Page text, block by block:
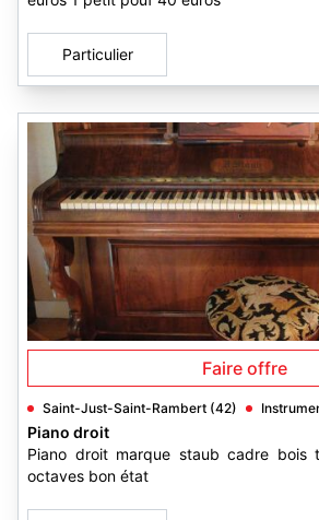
Particulier
Faire offre
Saint-Just-Saint-Rambert (42)
Piano droit
Piano droit marque staub cadre bois
octaves bon état